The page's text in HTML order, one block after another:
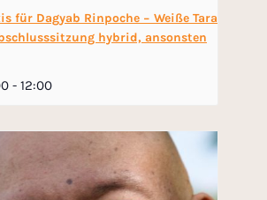
für Dagyab Rinpoche − Weiße Tara
hybrid, ansonsten
- 12:00